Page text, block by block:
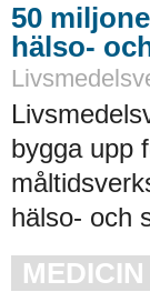
50
hälso-
bygga upp
hälso- och
MEDICIN